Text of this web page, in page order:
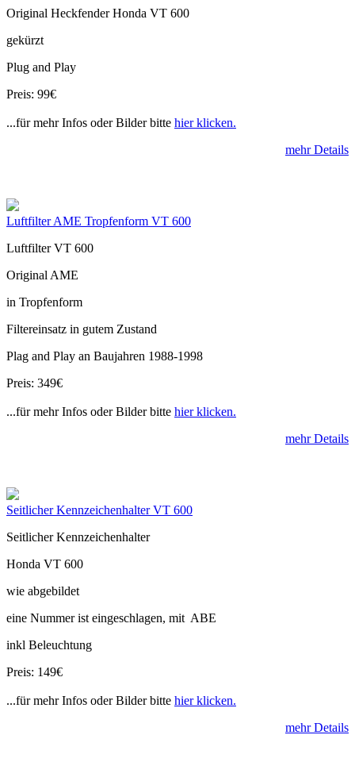
Original Heckfender Honda VT 600
gekürzt
Plug and Play
Preis: 99€
...für mehr Infos oder Bilder bitte hier klicken.
mehr Details
Luftfilter AME Tropfenform VT 600
Luftfilter VT 600
Original AME
in Tropfenform
Filtereinsatz in gutem Zustand
Plag and Play an Baujahren 1988-1998
Preis: 349€
...für mehr Infos oder Bilder bitte hier klicken.
mehr Details
Seitlicher Kennzeichenhalter VT 600
Seitlicher Kennzeichenhalter
Honda VT 600
wie abgebildet
eine Nummer ist eingeschlagen, mit ABE
inkl Beleuchtung
Preis: 149€
...für mehr Infos oder Bilder bitte hier klicken.
mehr Details